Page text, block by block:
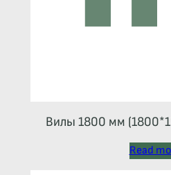
Вилы 1800 мм
Read